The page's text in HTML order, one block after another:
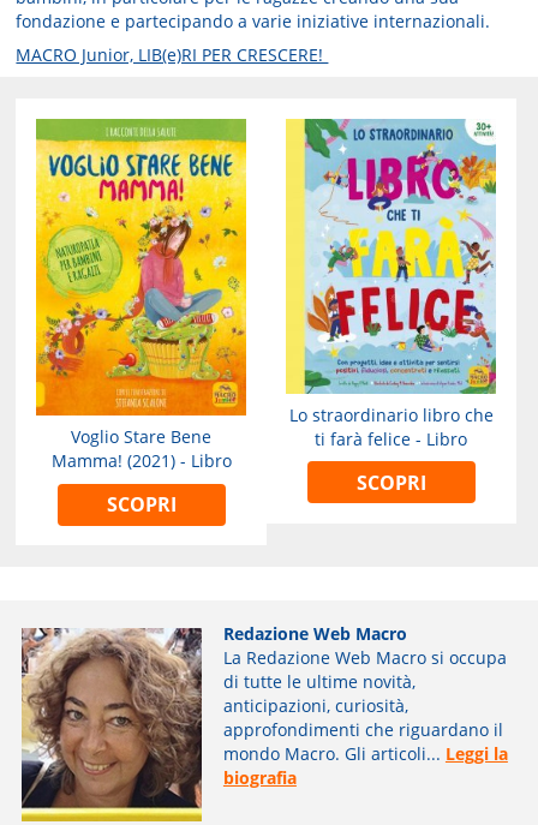
fondazione e partecipando a varie iniziative internazionali.
MACRO Junior, LIB(e)RI PER CRESCERE!
Voglio Stare Bene
Mamma! (2021) - Libro
SCOPRI
Lo straordinario libro che
ti farà felice - Libro
SCOPRI
Redazione Web Macro
La Redazione Web Macro si occupa
di tutte le ultime novità,
anticipazioni, curiosità,
approfondimenti che riguardano il
mondo Macro. Gli articoli... Leggi la
biografia